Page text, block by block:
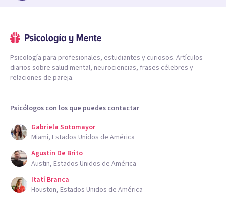
Psicología para profesionales, estudiantes y curiosos. Artículos
diarios sobre salud mental, neurociencias, frases célebres y
relaciones de pareja.
Psicólogos con los que puedes contactar
Gabriela Sotomayor
Miami, Estados Unidos de América
Agustin De Brito
Austin, Estados Unidos de América
Itatí Branca
Houston, Estados Unidos de América